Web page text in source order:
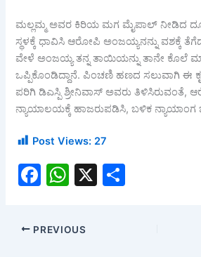
ಮಲ್ಲಮ್ಮ ಅವರ ಕಿರಿಯ ಮಗ ಮೈಪಾಲ್ ನೀಡಿದ
ಸ್ಥಳಕ್ಕೆ ಧಾವಿಸಿ ಆರೋಪಿ ಅಂಜಯ್ಯನನ್ನು ವಶಕ್ಕೆ
ವೇಳೆ ಅಂಜಯ್ಯ ತನ್ನ ತಾಯಿಯನ್ನು ತಾನೇ ಕೊಲೆ
ಒಪ್ಪಿಕೊಂಡಿದ್ದಾನೆ. ಪಿಂಚಣಿ ಹಣದ ಸಲುವಾಗಿ ಈ
ಪರಿಗಿ ಡಿಎಸ್ಪಿ ಶ್ರೀನಿವಾಸ್ ಅವರು ತಿಳಿಸಿರುವಂತೆ,
ನ್ಯಾಯಾಲಯಕ್ಕೆ ಹಾಜರುಪಡಿಸಿ, ಬಳಿಕ ನ್ಯಾಯಾಂಗ
Post Views: 27
F
c
e
W
at
s
X
PREVIOUS